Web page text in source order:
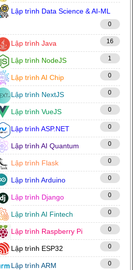
Lập trình Data Science & AI-ML
0
Lập trình Java 16
Lập trình NodeJS 1
Lập trình AI Chip 0
Lập trình NextJS 0
Lập trình VueJS 0
Lập trình ASP.NET 0
Lập trình AI Quantum 0
Lập trình Flask 0
Lập trình Arduino 0
Lập trình Django 0
Lập trình AI Fintech 0
Lập trình Raspberry Pi 0
Lập trình ESP32 0
Lập trình ARM 0